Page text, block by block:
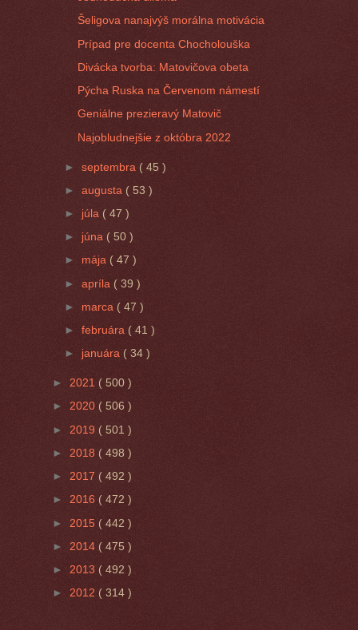
Šeligova nanajvýš morálna motivácia
Prípad pre docenta Chocholouška
Divácka tvorba: Matovičova obeta
Pýcha Ruska na Červenom námestí
Geniálne prezieravý Matovič
Najobludnejšie z októbra 2022
►septembra ( 45 )
►augusta ( 53 )
► júla ( 47 )
► júna ( 50 )
► mája ( 47 )
►apríla ( 39 )
► marca ( 47 )
►februára ( 41 )
► januára( 34 )
► 2021 ( 500 )
► 2020 ( 506 )
► 2019 ( 501 )
► 2018 ( 498 )
► 2017 ( 492 )
► 2016 ( 472 )
► 2015 ( 442 )
► 2014 ( 475 )
► 2013 ( 492 )
► 2012 ( 314 )